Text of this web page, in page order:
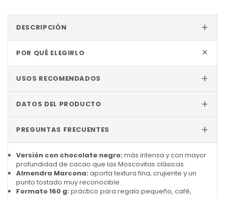
DESCRIPCIÓN +
POR QUÉ ELEGIRLO +
Versión con chocolate negro: más intensa y con mayor
profundidad de cacao que las Moscovitas clásicas.
Almendra Marcona: aporta textura fina, crujiente y un
punto tostado muy reconocible.
Formato 160 g: práctico para regalo pequeño, café,
USOS RECOMENDADOS +
DATOS DEL PRODUCTO +
PREGUNTAS FRECUENTES +